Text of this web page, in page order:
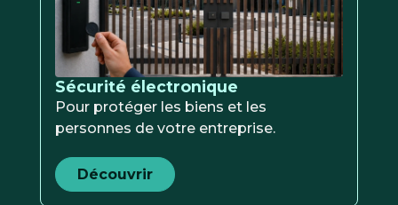
Sécurité électronique
Pour protéger les biens et les
personnes de votre entreprise.
Découvrir